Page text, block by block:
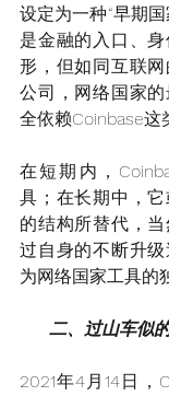
设定为一种“早期
是金融的入口、
形，但如同互联
公司，网络国家
全依赖Coinbase这
在短期内，
具；在长期中，
的结构所替代，
过自身的不断升
为网络国家工具的
二、过山车似
2021年4月14日，